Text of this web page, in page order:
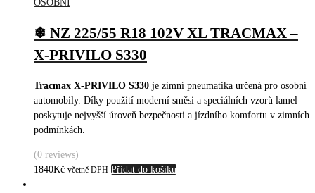
OSOBNÍ
❄ NZ 225/55 R18 102V XL TRACMAX –
X-PRIVILO S330
Tracmax X-PRIVILO S330 je zimní pneumatika určená pro osobní
automobily. Díky použití moderní směsi a speciálních vzorů lamel
poskytuje nejvyšší úroveň bezpečnosti a jízdního komfortu v zimních
podmínkách.
(0 reviews)
1840Kč včetně DPH Přidat do košíku